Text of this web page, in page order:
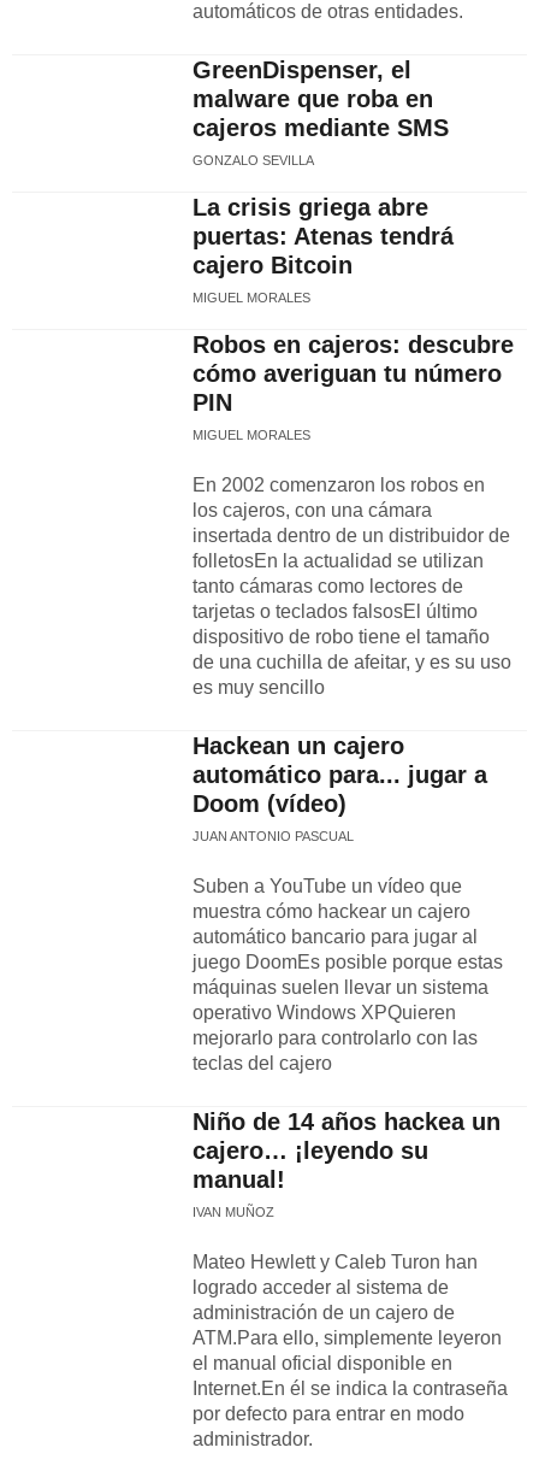
automáticos de otras entidades.
GreenDispenser, el
malware que roba en
cajeros mediante SMS
GONZALO SEVILLA
La crisis griega abre
puertas: Atenas tendrá
cajero Bitcoin
MIGUEL MORALES
Robos en cajeros: descubre
cómo averiguan tu número
PIN
MIGUEL MORALES
En 2002 comenzaron los robos en
los cajeros, con una cámara
insertada dentro de un distribuidor de
folletosEn la actualidad se utilizan
tanto cámaras como lectores de
tarjetas o teclados falsosEl último
dispositivo de robo tiene el tamaño
de una cuchilla de afeitar, y es su uso
es muy sencillo
Hackean un cajero
automático para... jugar a
Doom (vídeo)
JUAN ANTONIO PASCUAL
Suben a YouTube un vídeo que
muestra cómo hackear un cajero
automático bancario para jugar al
juego DoomEs posible porque estas
máquinas suelen llevar un sistema
operativo Windows XPQuieren
mejorarlo para controlarlo con las
teclas del cajero
Niño de 14 años hackea un
cajero… ¡leyendo su
manual!
IVAN MUÑOZ
Mateo Hewlett y Caleb Turon han
logrado acceder al sistema de
administración de un cajero de
ATM.Para ello, simplemente leyeron
el manual oficial disponible en
Internet.En él se indica la contraseña
por defecto para entrar en modo
administrador.